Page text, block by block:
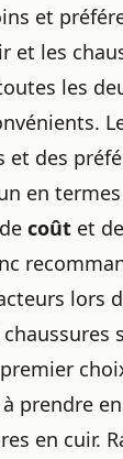
et
et les
les
et des
en
coût et de
lors
prendre
en cuir.